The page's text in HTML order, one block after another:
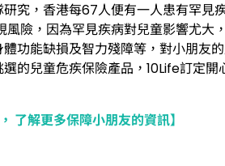
究，香港每67人便有一人患有罕見
風險，因為罕見疾病對兒童影響尤大
功能缺損及智力殘障等，對小朋友
的兒童危疾保險產品，10Life訂定
了解更多保障小朋友的資訊】